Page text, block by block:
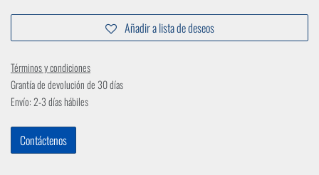
Añadir a lista de deseos
Términos y condiciones
Grantía de devolución de 30 días
Envío: 2-3 días hábiles
Contáctenos